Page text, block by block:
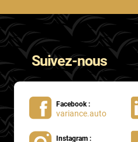
Suivez-nous
Facebook :
variance.auto
Instagram :